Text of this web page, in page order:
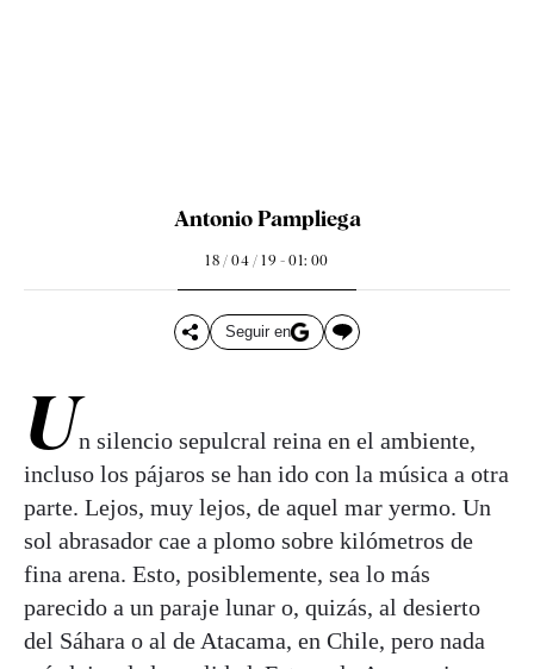
Antonio Pampliega
18 / 04 / 19 - 01: 00
Seguir en
Un silencio sepulcral reina en el ambiente,
incluso los pájaros se han ido con la música a otra
parte. Lejos, muy lejos, de aquel mar yermo. Un
sol abrasador cae a plomo sobre kilómetros de
fina arena. Esto, posiblemente, sea lo más
parecido a un paraje lunar o, quizás, al desierto
del Sáhara o al de Atacama, en Chile, pero nada